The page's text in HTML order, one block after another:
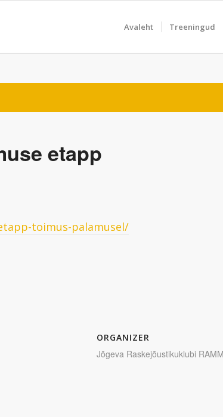
Avaleht Treeningud
etapp
toimus-palamusel/
ORGANIZER
Jõgeva Raskejõustikuklubi RAMM